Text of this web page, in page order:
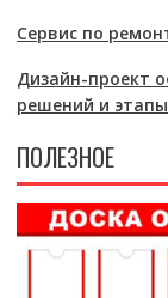
Сервис по
Дизайн-проект
решений и
ПОЛЕЗНОЕ